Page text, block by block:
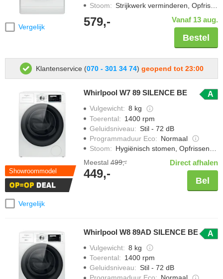
Vergelijk
Stoom: Strijkwerk verminderen, Opfrissen met stoom, Hygiënisch stomen
579,- Vanaf 13 aug.
Bestel
Klantenservice (070 - 301 34 74) geopend tot 23:00
Showroommodel
Vergelijk
Whirlpool W7 89 SILENCE BE A
Vulgewicht: 8 kg
Toerental: 1400 rpm
Geluidsniveau: Stil - 72 dB
Programmaduur Eco: Normaal
Stoom: Hygiënisch stomen, Opfrissen met stoom, Strijkwerk verminderen
Meestal 499,-
449,-
Direct afhalen
Bel
Whirlpool W8 89AD SILENCE BE A
Vulgewicht: 8 kg
Toerental: 1400 rpm
Geluidsniveau: Stil - 72 dB